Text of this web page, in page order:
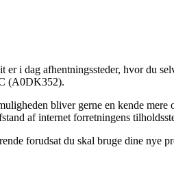
i dag afhentningssteder, hvor du
(A0DK352).
bliver gerne en kende
af internet forretningens
forudsat du skal bruge dine nye